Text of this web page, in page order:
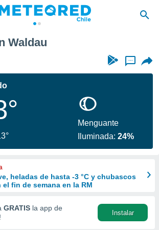
Waldau
...
Menguante
Iluminada:24%
heladas de hasta -3 °C y chubascos
el fin de semana en la RM
GRATIS la app de
Instalar